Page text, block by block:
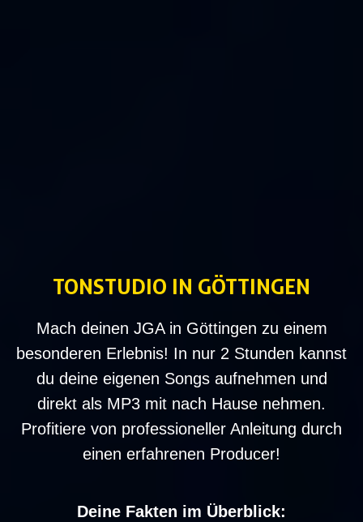
TONSTUDIO IN GÖTTINGEN
Mach deinen JGA in Göttingen zu einem
besonderen Erlebnis! In nur 2 Stunden kannst
du deine eigenen Songs aufnehmen und
direkt als MP3 mit nach Hause nehmen.
Profitiere von professioneller Anleitung durch
einen erfahrenen Producer!
Deine Fakten im Überblick: